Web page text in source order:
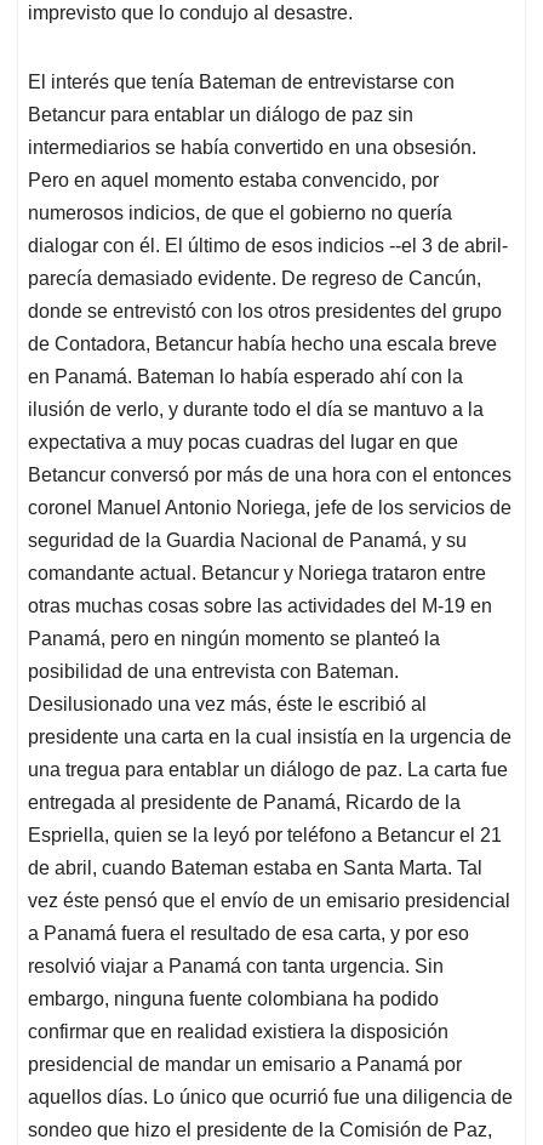
imprevisto que lo condujo al desastre.
El interés que tenía Bateman de entrevistarse con
Betancur para entablar un diálogo de paz sin
intermediarios se había convertido en una obsesión.
Pero en aquel momento estaba convencido, por
numerosos indicios, de que el gobierno no quería
dialogar con él. El último de esos indicios --el 3 de abril-
parecía demasiado evidente. De regreso de Cancún,
donde se entrevistó con los otros presidentes del grupo
de Contadora, Betancur había hecho una escala breve
en Panamá. Bateman lo había esperado ahí con la
ilusión de verlo, y durante todo el día se mantuvo a la
expectativa a muy pocas cuadras del lugar en que
Betancur conversó por más de una hora con el entonces
coronel Manuel Antonio Noriega, jefe de los servicios de
seguridad de la Guardia Nacional de Panamá, y su
comandante actual. Betancur y Noriega trataron entre
otras muchas cosas sobre las actividades del M-19 en
Panamá, pero en ningún momento se planteó la
posibilidad de una entrevista con Bateman.
Desilusionado una vez más, éste le escribió al
presidente una carta en la cual insistía en la urgencia de
una tregua para entablar un diálogo de paz. La carta fue
entregada al presidente de Panamá, Ricardo de la
Espriella, quien se la leyó por teléfono a Betancur el 21
de abril, cuando Bateman estaba en Santa Marta. Tal
vez éste pensó que el envío de un emisario presidencial
a Panamá fuera el resultado de esa carta, y por eso
resolvió viajar a Panamá con tanta urgencia. Sin
embargo, ninguna fuente colombiana ha podido
confirmar que en realidad existiera la disposición
presidencial de mandar un emisario a Panamá por
aquellos días. Lo único que ocurrió fue una diligencia de
sondeo que hizo el presidente de la Comisión de Paz,